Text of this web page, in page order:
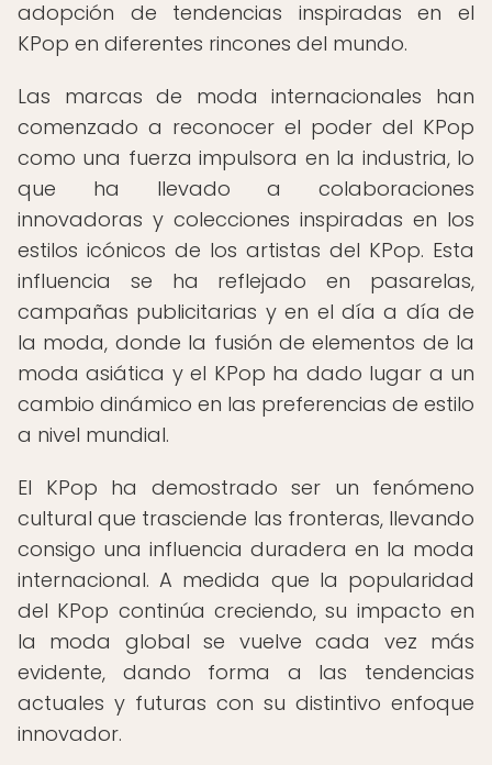
adopción de tendencias inspiradas en el
KPop en diferentes rincones del mundo.
Las marcas de moda internacionales han
comenzado a reconocer el poder del KPop
como una fuerza impulsora en la industria, lo
que ha llevado a colaboraciones
innovadoras y colecciones inspiradas en los
estilos icónicos de los artistas del KPop. Esta
influencia se ha reflejado en pasarelas,
campañas publicitarias y en el día a día de
la moda, donde la fusión de elementos de la
moda asiática y el KPop ha dado lugar a un
cambio dinámico en las preferencias de estilo
a nivel mundial.
El KPop ha demostrado ser un fenómeno
cultural que trasciende las fronteras, llevando
consigo una influencia duradera en la moda
internacional. A medida que la popularidad
del KPop continúa creciendo, su impacto en
la moda global se vuelve cada vez más
evidente, dando forma a las tendencias
actuales y futuras con su distintivo enfoque
innovador.